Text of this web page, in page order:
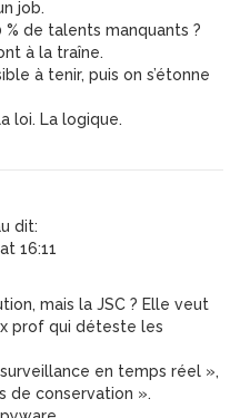
job.
de talents manquants ?
à la traîne.
à tenir, puis on s’étonne
loi. La logique.
dit:
16:11
mais la JSC ? Elle veut
prof qui déteste les
en temps réel »,
de conservation ».